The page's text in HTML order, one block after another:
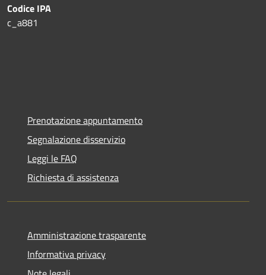
Codice IPA
c_a881
Prenotazione appuntamento
Segnalazione disservizio
Leggi le FAQ
Richiesta di assistenza
Amministrazione trasparente
Informativa privacy